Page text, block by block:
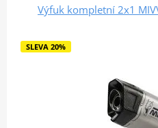
Výfuk kompletní 2x1
SLEVA 20%